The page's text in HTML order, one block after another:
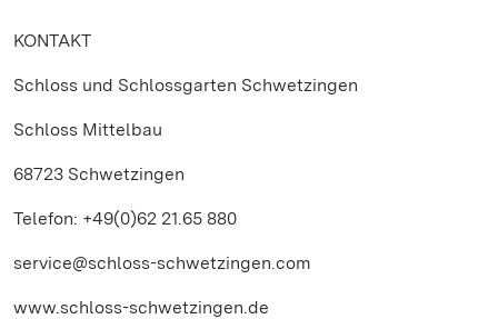
KONTAKT
Schloss und Schlossgarten Schwetzingen
Schloss Mittelbau
68723 Schwetzingen
Telefon: +49(0)62 21.65 880
service@schloss-schwetzingen.com
www.schloss-schwetzingen.de